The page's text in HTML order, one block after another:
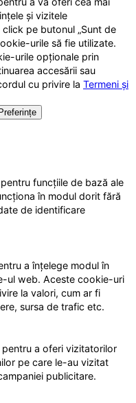
și vizitele
pe butonul „Sunt de
urile să fie utilizate.
urile opționale prin
accesării sau
cu privire la Termeni și
Preferințe
funcțiile de bază ale
în modul dorit fără
de identificare
a înțelege modul în
ul web. Aceste cookie-uri
la valori, cum ar fi
sursa de trafic etc.
a oferi vizitatorilor
pe care le-au vizitat
publicitare.